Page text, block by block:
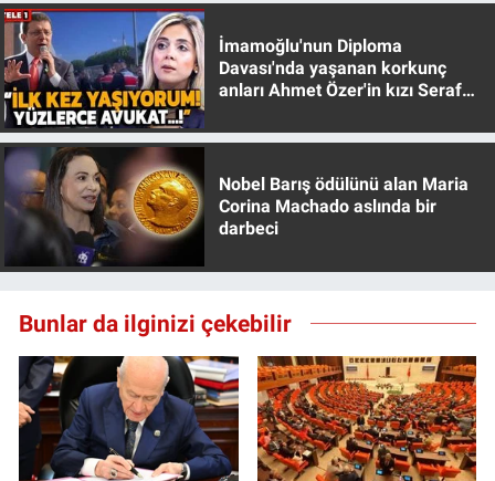
İmamoğlu'nun Diploma
Davası'nda yaşanan korkunç
anları Ahmet Özer'in kızı Seraf
Nobel Barış ödülünü alan Maria
Corina Machado aslında bir
darbeci
Bunlar da ilginizi çekebilir